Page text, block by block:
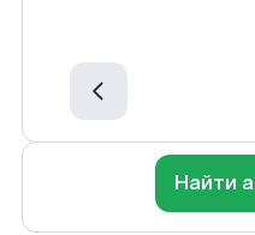
Найти